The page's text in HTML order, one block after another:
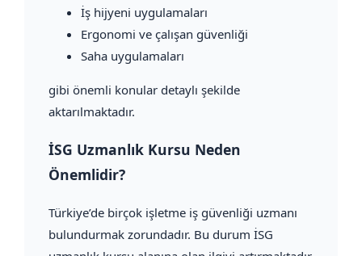
İş hijyeni uygulamaları
Ergonomi ve çalışan güvenliği
Saha uygulamaları
gibi önemli konular detaylı şekilde
aktarılmaktadır.
İSG Uzmanlık Kursu Neden
Önemlidir?
Türkiye’de birçok işletme iş güvenliği uzmanı
bulundurmak zorundadır. Bu durum İSG